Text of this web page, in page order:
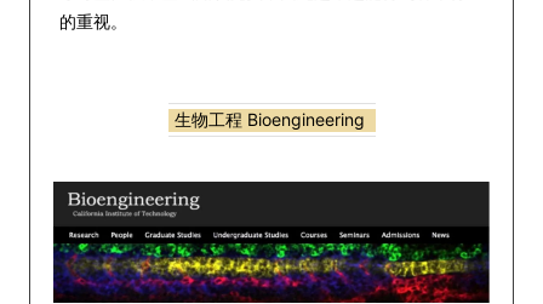
的重视。
生物工程 Bioengineering